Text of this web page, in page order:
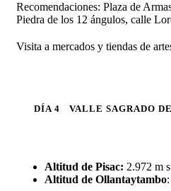
Recomendaciones: Plaza de
Piedra de los 12 ángulos, calle
Visita a mercados y tiendas de
DÍA 4 VALLE SAGRADO
Altitud de Pisac: 2.972 m
Altitud de Ollantaytambo